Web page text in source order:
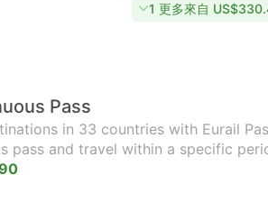
1 更多來自
Pass
in 33 countries with Eurail
pass and travel within a specific